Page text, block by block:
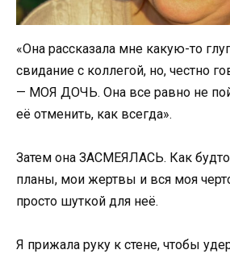
«Она рассказала мне какую-то
свидание с коллегой, но, честно
— МОЯ ДОЧЬ. Она все равно не
её отменить, как всегда».
Затем она ЗАСМЕЯЛАСЬ. Как
планы, мои жертвы и вся моя
просто шуткой для неё.
Я прижала руку к стене, чтобы